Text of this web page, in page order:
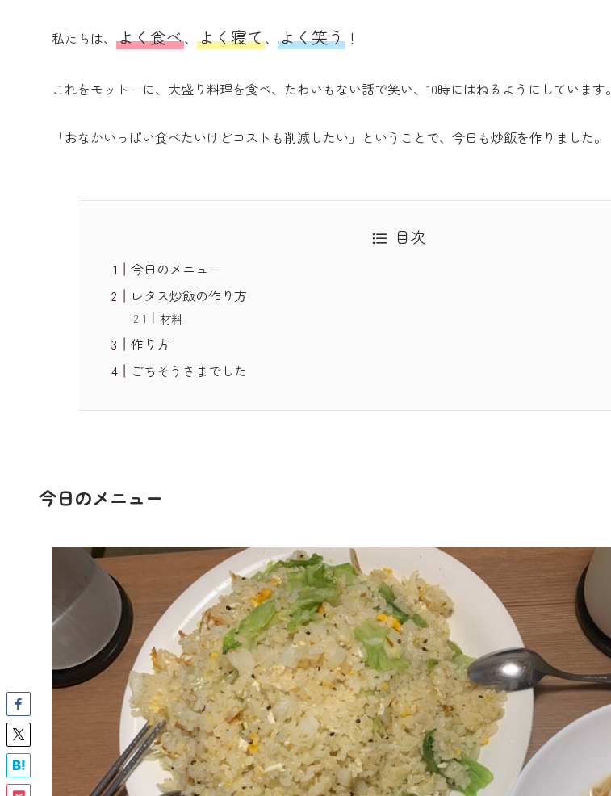
私たちは、 よく食べ、 よく寝て、 よく笑う ！
これをモットーに、大盛り料理を食べ、たわいもない話で笑い、10時にはねるようにしています。
「おなかいっぱい食べたいけどコストも削減したい」ということで、今日も炒飯を作りました。
目次
今日のメニュー
レタス炒飯の作り方
材料
作り方
ごちそうさまでした
今日のメニュー